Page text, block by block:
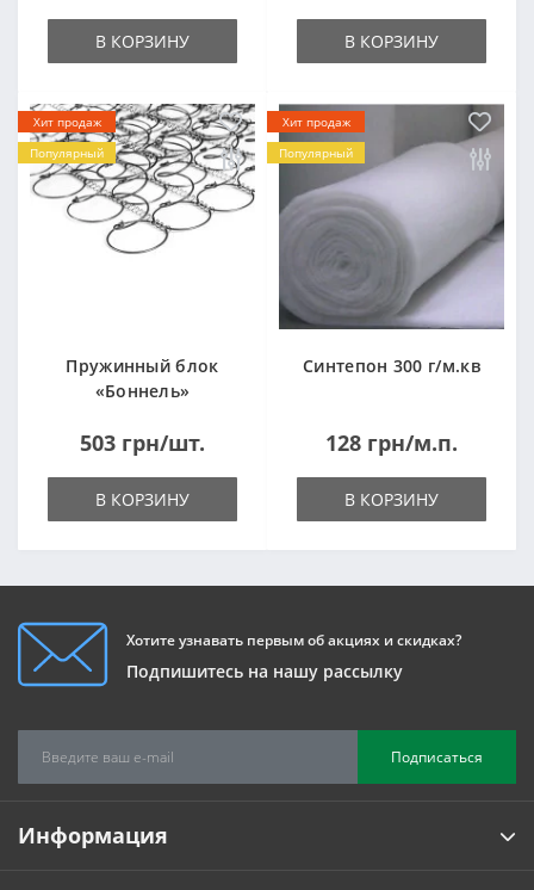
В КОРЗИНУ В КОРЗИНУ
Хит продаж
Популярный
Пружинный блок
«Боннель»
503 грн/шт.
В КОРЗИНУ
Хит продаж
Популярный
Синтепон 300 г/м.кв
128 грн/м.п.
В КОРЗИНУ
Хотите узнавать первым об акциях и скидках?
Подпишитесь на нашу рассылку
Подписаться
Информация